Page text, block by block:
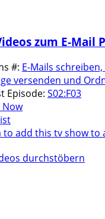
zum E-Mail
#: E-Mails
versenden und
Episode: S02:F03
Now
to add this tv show to
durchstöbern